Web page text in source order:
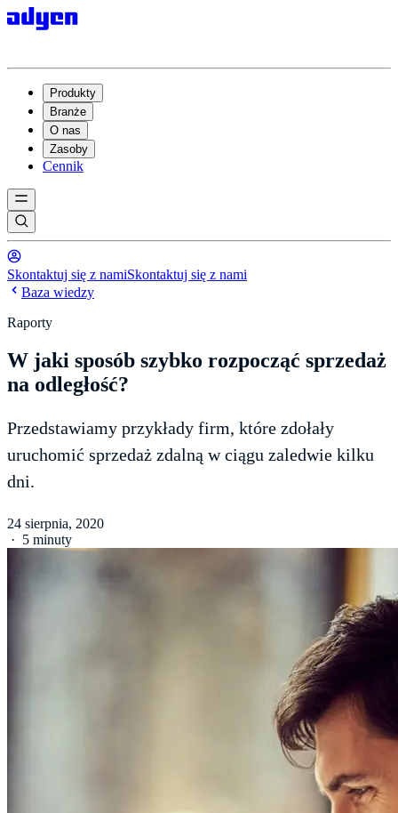
Produkty
Branże
O nas
Zasoby
Cennik
Skontaktuj się z namiSkontaktuj się z nami
Baza wiedzy
Raporty
W jaki sposób szybko rozpocząć sprzedaż
na odległość?
Przedstawiamy przykłady firm, które zdołały
uruchomić sprzedaż zdalną w ciągu zaledwie kilku
dni.
24 sierpnia, 2020
· 5 minuty